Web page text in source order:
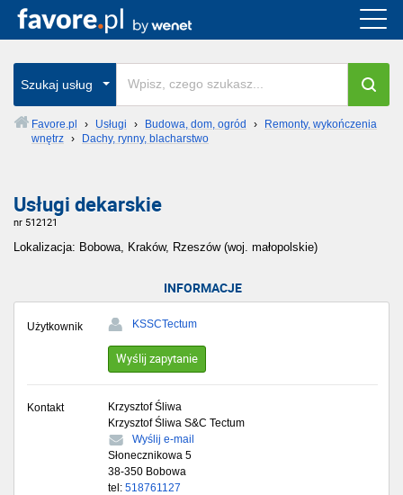
Szukaj usług
Favore.pl › Usługi › Budowa, dom, ogród ›
Remonty, wykończenia
wnętrz › Dachy, rynny, blacharstwo
Usługi dekarskie
nr 512121
Lokalizacja: Bobowa, Kraków, Rzeszów (woj. małopolskie)
INFORMACJE
Użytkownik KSSCTectum
Wyślij zapytanie
Kontakt
Krzysztof Śliwa
Krzysztof Śliwa S&C Tectum
Wyślij e-mail
Słonecznikowa 5
38-350 Bobowa
tel: 518761127